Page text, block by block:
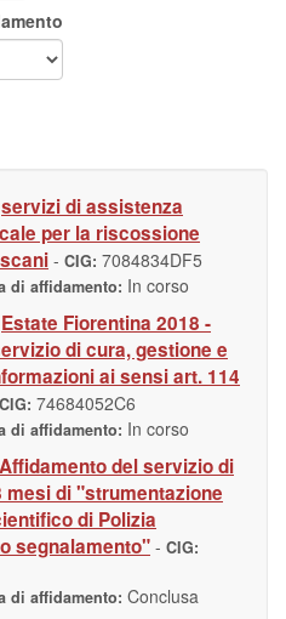
servizi di assistenza
per la riscossione
- CIG: 7084834DF5
di affidamento: In corso
Estate Fiorentina 2018 -
di cura, gestione e
ai sensi art. 114
CIG: 74684052C6
di affidamento: In corso
Affidamento del servizio di
mesi di "strumentazione
di Polizia
segnalamento" - CIG:
di affidamento: Conclusa